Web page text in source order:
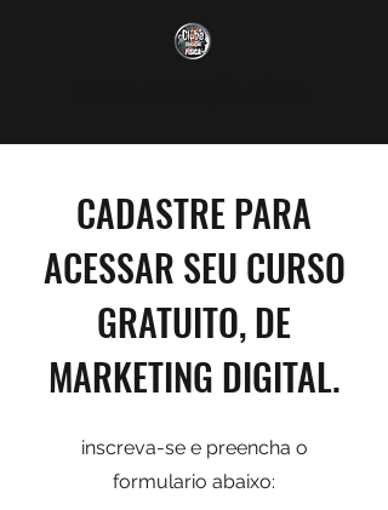
CADASTRE PARA
ACESSAR SEU CURSO
GRATUITO, DE
MARKETING DIGITAL.
inscreva-se e preencha o
formulario abaixo: